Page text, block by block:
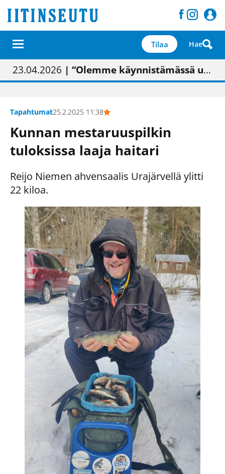
Tilaa Hae
01.02.2026 | Painon vaihtumisen pitäisi näkyä hieman parempana painojäljen laatuna lehdessä
05.02.2026 | Uudistettu kunnantalo on valoisa
23.04.2026 | “Olemme käynnistämässä uudelleen keskustavisiotyön”
09.05.2026| "Maalla on totuttu elämään omavaraisemmin kuin kaupungissa"
Tapahtumat25.2.2025 11:38
Kunnan mestaruuspilkin
tuloksissa laaja haitari
Reijo Niemen ahvensaalis Urajärvellä ylitti
22 kiloa.